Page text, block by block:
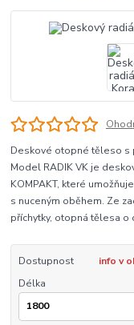
Deskové otopné těleso s
Model RADIK VK je
KOMPAKT, které
s nuceným oběhem. Ze
příchytky, otopná tělesa o
Dostupnost
info v
Délka